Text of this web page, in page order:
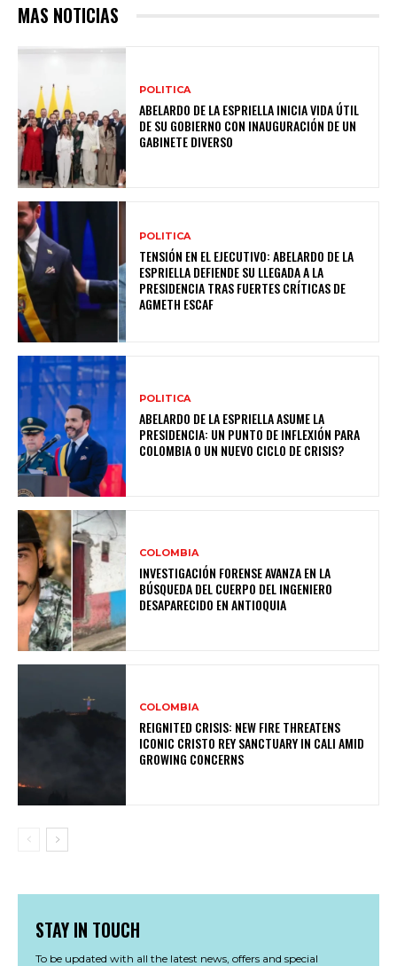
MAS NOTICIAS
POLITICA
ABELARDO DE LA ESPRIELLA INICIA VIDA ÚTIL
DE SU GOBIERNO CON INAUGURACIÓN DE UN
GABINETE DIVERSO
POLITICA
TENSIÓN EN EL EJECUTIVO: ABELARDO DE LA
ESPRIELLA DEFIENDE SU LLEGADA A LA
PRESIDENCIA TRAS FUERTES CRÍTICAS DE
AGMETH ESCAF
POLITICA
ABELARDO DE LA ESPRIELLA ASUME LA
PRESIDENCIA: UN PUNTO DE INFLEXIÓN PARA
COLOMBIA O UN NUEVO CICLO DE CRISIS?
COLOMBIA
INVESTIGACIÓN FORENSE AVANZA EN LA
BÚSQUEDA DEL CUERPO DEL INGENIERO
DESAPARECIDO EN ANTIOQUIA
COLOMBIA
REIGNITED CRISIS: NEW FIRE THREATENS
ICONIC CRISTO REY SANCTUARY IN CALI AMID
GROWING CONCERNS
STAY IN TOUCH
To be updated with all the latest news, offers and special